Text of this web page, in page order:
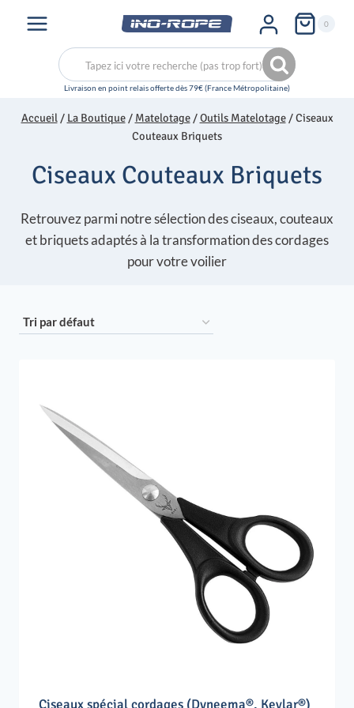
0
Recherche
pour :
Recherche
Accueil / La Boutique / Matelotage /Outils Matelotage /Ciseaux
Couteaux Briquets
Ciseaux Couteaux Briquets
Retrouvez parmi notre sélection des ciseaux, couteaux
et briquets adaptés à la transformation des cordages
pour votre voilier